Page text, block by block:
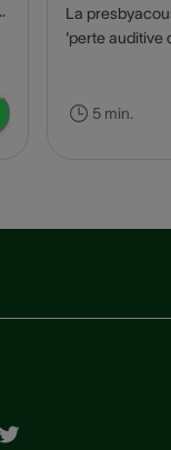
La
‘perte auditive
de vie et
5 min.